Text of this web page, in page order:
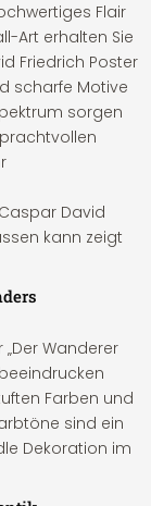
Flair
Art erhalten Sie
Friedrich Poster
scharfe Motive
sorgen
David
kann zeigt
Wanderer
Farben und
sind ein
Dekoration im